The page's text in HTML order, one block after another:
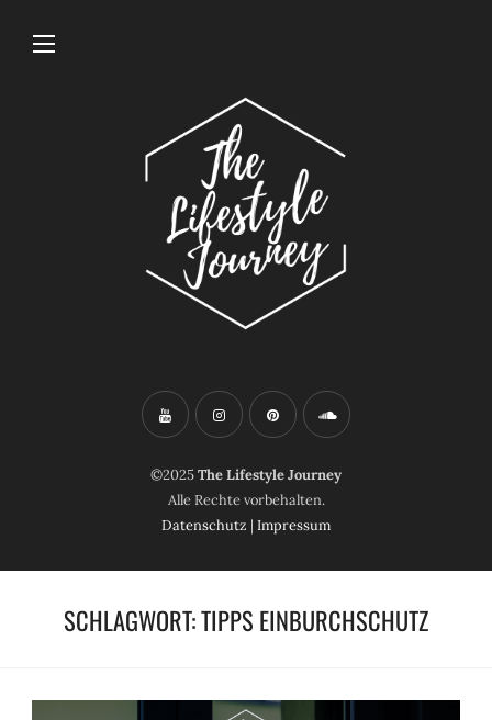
©2025The Lifestyle Journey
Alle Rechte vorbehalten.
Datenschutz | Impressum
SCHLAGWORT:TIPPS EINBURCHSCHUTZ